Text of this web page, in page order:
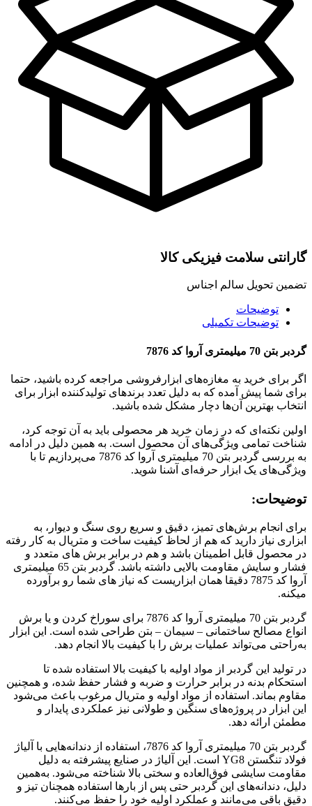
گارانتی سلامت فیزیکی کالا
تضمین تحویل سالم اجناس
توضیحات
توضیحات تکمیلی
گردبر بتن 70 میلیمتری آروا کد 7876
اگر برای خرید به مغازه‌های ابزارفروشی مراجعه کرده باشید، حتما
برای شما پیش آمده که به دلیل تعدد برندهای تولیدکننده ابزار برای
انتخاب بهترین آن‌ها دچار مشکل شده باشید.
اولین نکته‌ای که در زمان خرید هر محصولی باید به آن توجه کرد،
شناخت تمامی ویژگی‌های آن محصول است. به همین دلیل در ادامه
به بررسی گردبر بتن 70 میلیمتری آروا کد 7876 می‌پردازیم تا با
ویژگی‌های یک ابزار حرفه‌ای آشنا شوید.
توضیحات:
برای انجام برش‌های تمیز، دقیق و سریع روی سنگ و دیوار، به
ابزاری نیاز دارید که هم از لحاظ کیفیت ساخت و متریال به کار رفته
در محصول قابل اطمینان باشد و هم در برابر برش های متعدد و
فشار و سایش مقاومت بالایی داشته باشد. گردبر بتن 65 میلیمتری
آروا کد 7875 دقیقا همان ابزاریست که نیاز های شما رو برآورده
میکنه.
گردبر بتن 70 میلیمتری آروا کد 7876 برای سوراخ کردن و یا برش
انواع مصالح ساختمانی – سیمان – بتن طراحی شده است. این ابزار
به‌راحتی می‌تواند عملیات برش را با کیفیت بالا انجام دهد.
در تولید این گردبر از مواد اولیه با کیفیت بالا استفاده شده تا
استحکام بدنه در برابر حرارت و ضربه و فشار حفظ شده، و همچنین
مقاوم بماند. استفاده از مواد اولیه و متریال مرغوب باعث می‌شود
این ابزار در پروژه‌های سنگین و طولانی نیز عملکردی پایدار و
مطمئن ارائه دهد.
گردبر بتن 70 میلیمتری آروا کد 7876، استفاده از دندانه‌هایی با آلیاژ
فولاد تنگستن YG8 است. این آلیاژ در صنایع پیشرفته به دلیل
مقاومت سایشی فوق‌العاده و سختی بالا شناخته می‌شود. به‌همین
دلیل، دندانه‌های این گردبر حتی پس از بارها استفاده همچنان تیز و
دقیق باقی می‌مانند و عملکرد اولیه خود را حفظ می‌کنند.